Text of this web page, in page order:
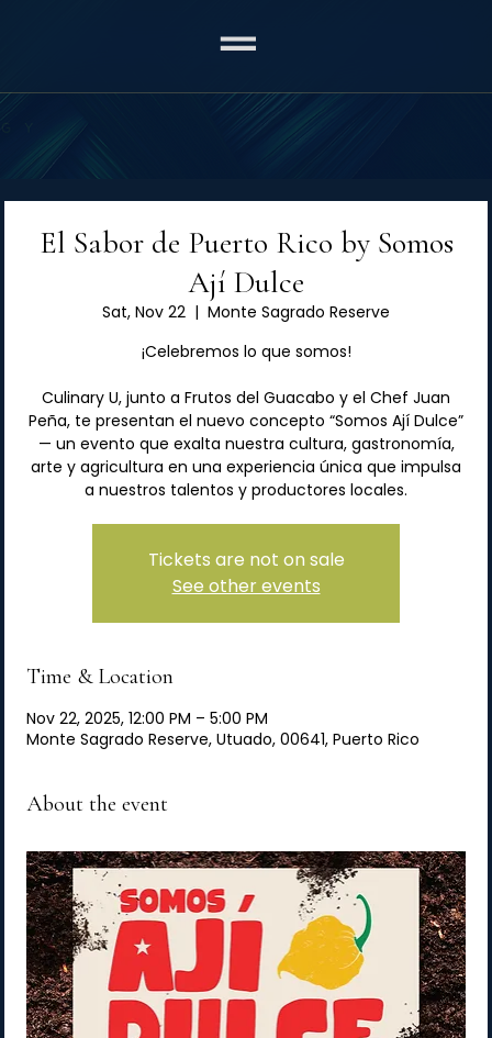
El Sabor de Puerto Rico by Somos
Ají Dulce
Sat, Nov 22
  |
Monte Sagrado Reserve
¡Celebremos lo que somos!
Culinary U, junto a Frutos del Guacabo y el Chef Juan
Peña, te presentan el nuevo concepto “Somos Ají Dulce”
— un evento que exalta nuestra cultura, gastronomía,
arte y agricultura en una experiencia única que impulsa
a nuestros talentos y productores locales.
Tickets are not on sale
See other events
Time & Location
Nov 22, 2025, 12:00 PM – 5:00 PM
Monte Sagrado Reserve, Utuado, 00641, Puerto Rico
About the event